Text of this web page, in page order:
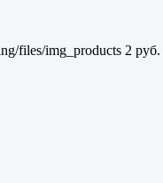
files/img_products 2 руб.